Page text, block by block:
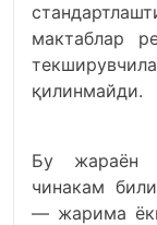
мактаблар
қилинмайди.
Бу жараён
чинакам
— жарима